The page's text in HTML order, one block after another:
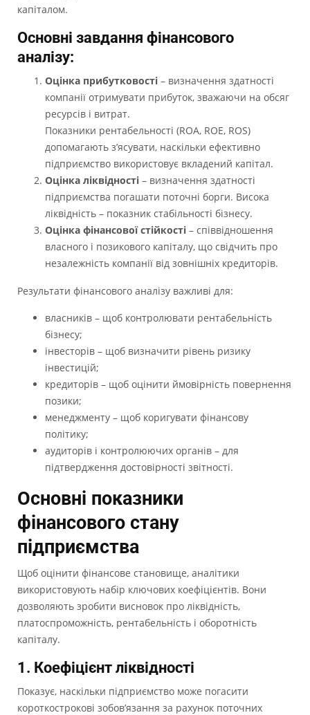
капіталом.
Основні завдання фінансового
аналізу:
Оцінка прибутковості – визначення здатності
компанії отримувати прибуток, зважаючи на обсяг
ресурсів і витрат.
Показники рентабельності (ROA, ROE, ROS)
допомагають з’ясувати, наскільки ефективно
підприємство використовує вкладений капітал.
Оцінка ліквідності – визначення здатності
підприємства погашати поточні борги. Висока
ліквідність – показник стабільності бізнесу.
Оцінка фінансової стійкості – співвідношення
власного і позикового капіталу, що свідчить про
незалежність компанії від зовнішніх кредиторів.
Результати фінансового аналізу важливі для:
власників – щоб контролювати рентабельність
бізнесу;
інвесторів – щоб визначити рівень ризику
інвестицій;
кредиторів – щоб оцінити ймовірність повернення
позики;
менеджменту – щоб коригувати фінансову
політику;
аудиторів і контролюючих органів – для
підтвердження достовірності звітності.
Основні показники
фінансового стану
підприємства
Щоб оцінити фінансове становище, аналітики
використовують набір ключових коефіцієнтів. Вони
дозволяють зробити висновок про ліквідність,
платоспроможність, рентабельність і оборотність
капіталу.
1. Коефіцієнт ліквідності
Показує, наскільки підприємство може погасити
короткострокові зобов’язання за рахунок поточних